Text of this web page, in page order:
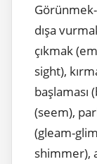
dışa
çıkmak
sight),
başlaması
(seem),
(gleam-
shimmer),